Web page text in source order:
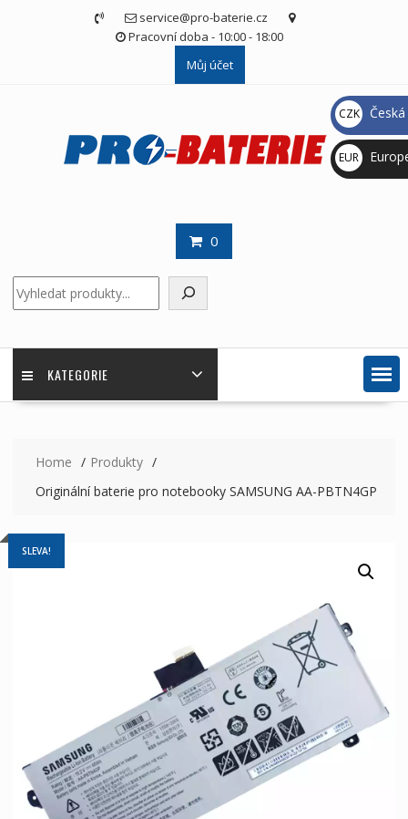
service@pro-baterie.cz
Pracovní doba - 10:00 - 18:00
Můj účet
0
KATEGORIE
Home
Produkty
Originální baterie pro notebooky SAMSUNG AA-PBTN4GP
SLEVA!
CZK
Kč
EUR
€